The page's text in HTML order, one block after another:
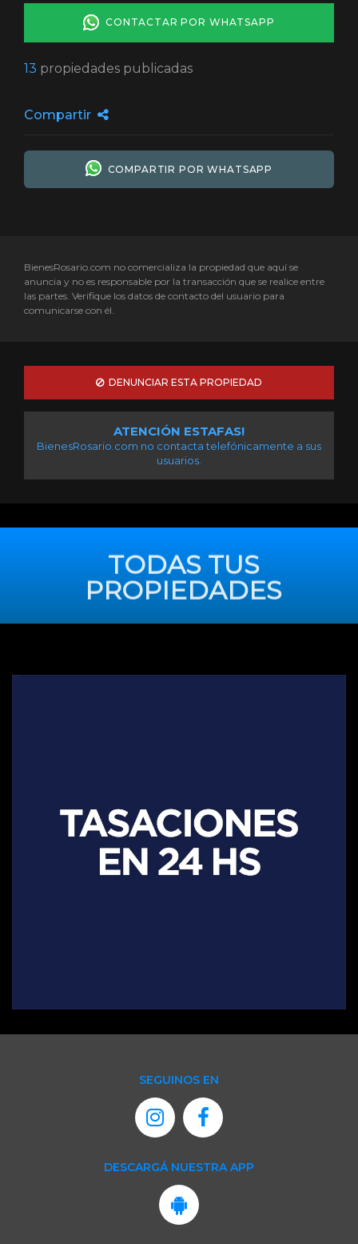
CONTACTAR POR WHATSAPP
13 propiedades publicadas
Compartir
COMPARTIR POR WHATSAPP
BienesRosario.com no comercializa la propiedad que aquí se
anuncia y no es responsable por la transacción que se realice entre
las partes. Verifique los datos de contacto del usuario para
comunicarse con él.
DENUNCIAR ESTA PROPIEDAD
ATENCIÓN ESTAFAS!
BienesRosario.com no contacta telefónicamente a sus
usuarios.
SEGUINOS EN
DESCARGÁ NUESTRA APP